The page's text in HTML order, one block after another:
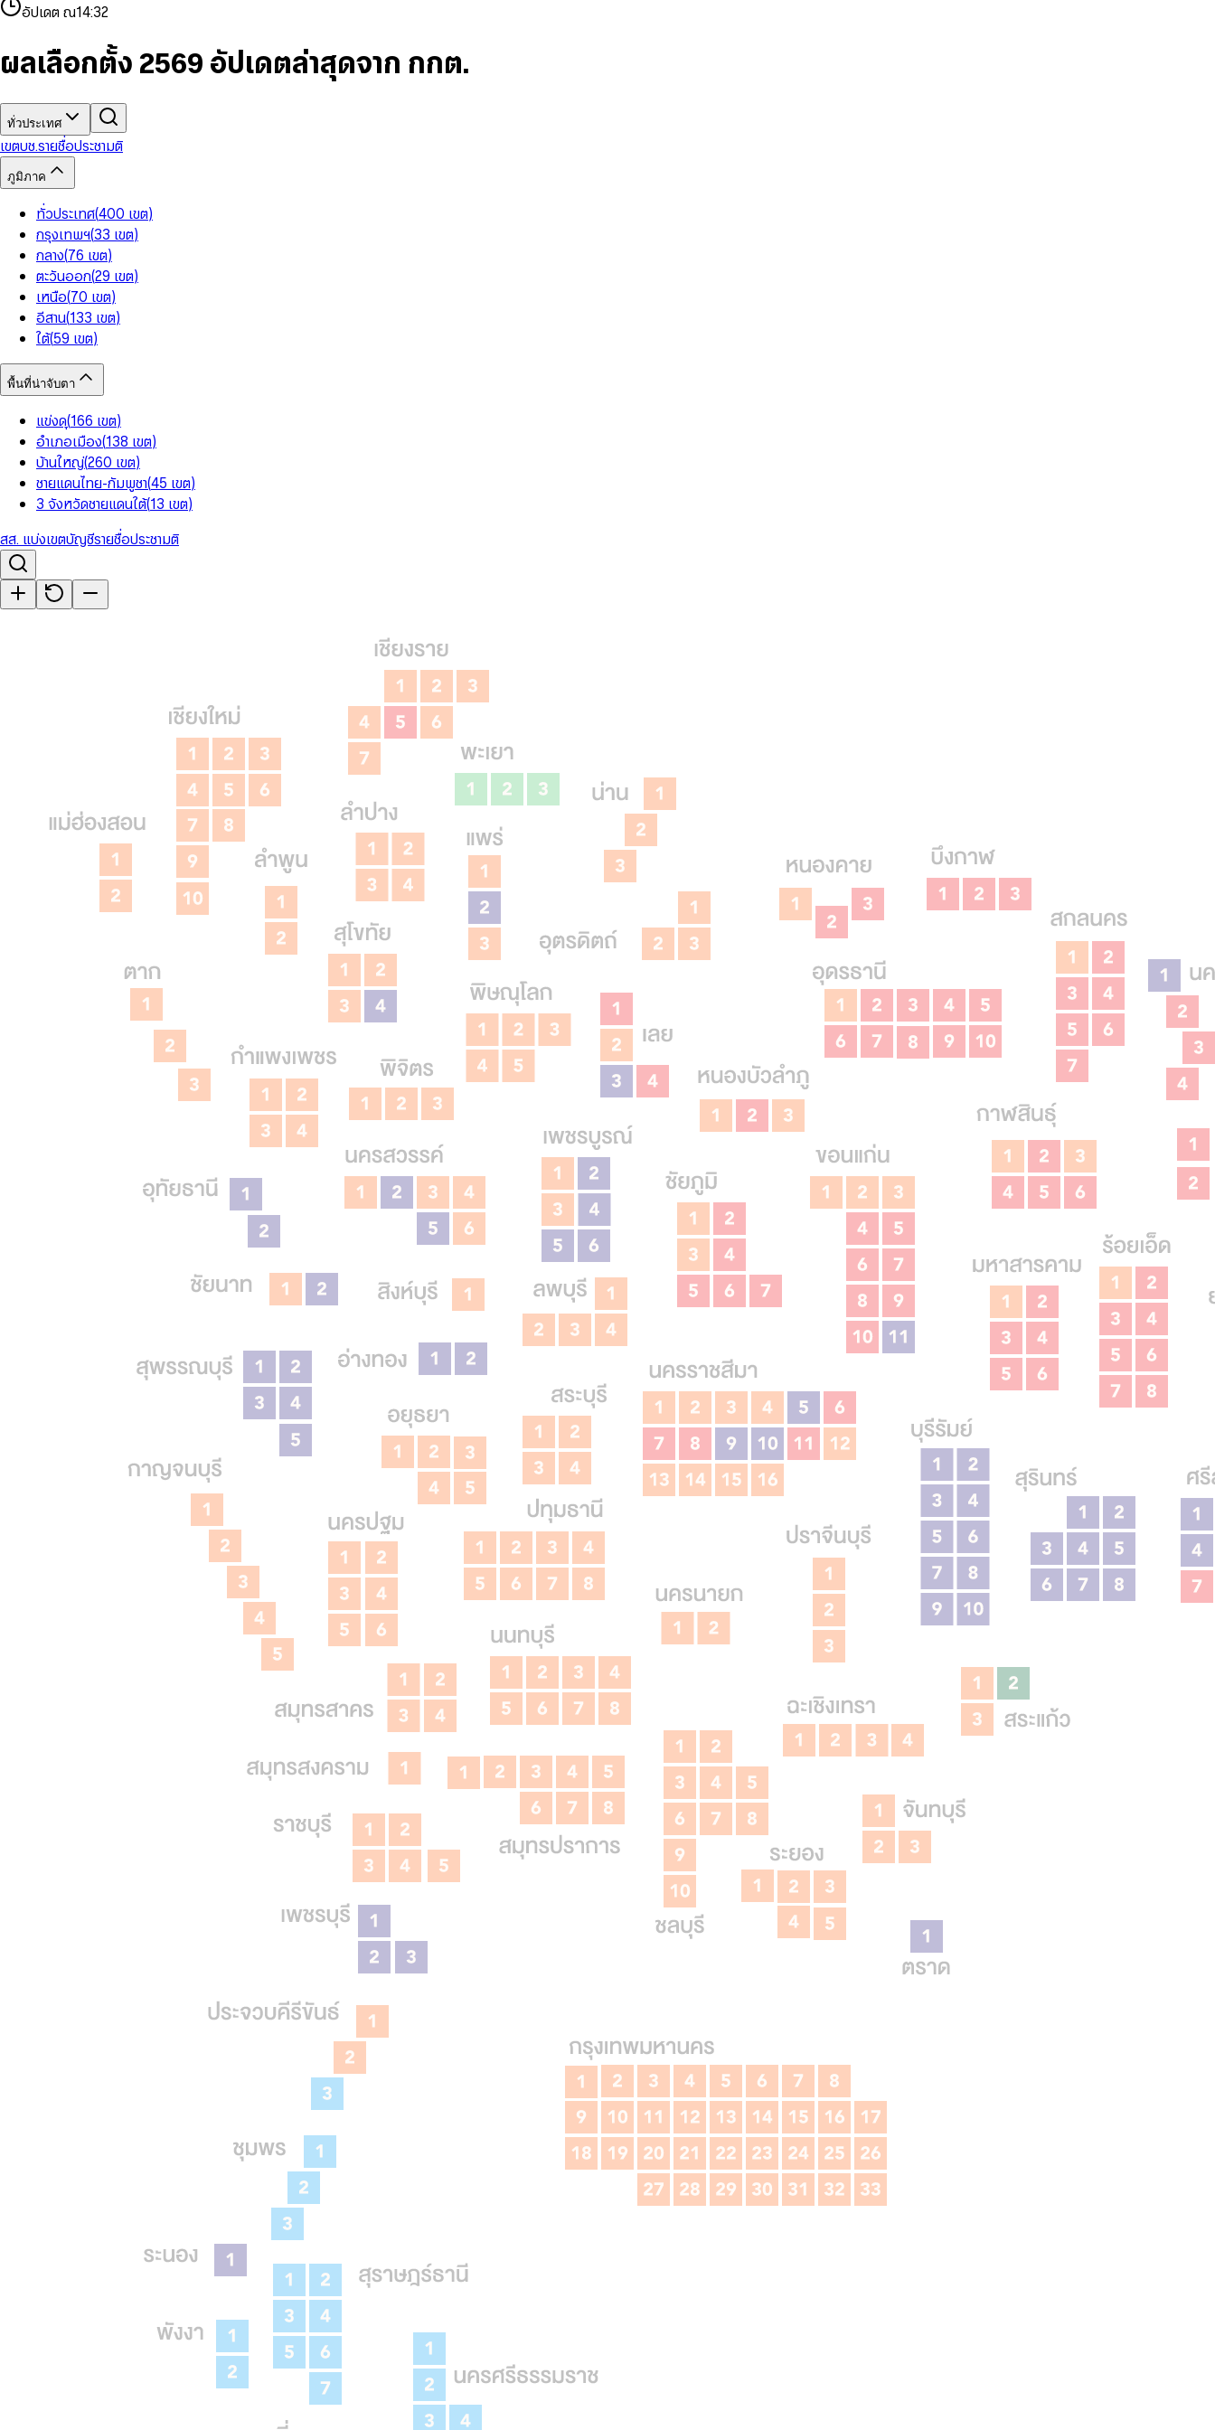
9 9
5
7
8
993
5
6
8
9
84
6
7
9
3
5
6
8
9
7
9
อัปเดต ณ14:32
ผลเลือกตั้ง 2569 อัปเดตล่าสุดจาก กกต.
ทั่วประเทศ
เขตบช.รายชื่อประชามติ
ภูมิภาค
ทั่วประเทศ(400 เขต)
กรุงเทพฯ(33 เขต)
กลาง(76 เขต)
ตะวันออก(29 เขต)
เหนือ(70 เขต)
อีสาน(133 เขต)
ใต้(59 เขต)
พื้นที่น่าจับตา
แข่งดุ(166 เขต)
อำเภอเมือง(138 เขต)
บ้านใหญ่(260 เขต)
ชายแดนไทย-กัมพูชา(45 เขต)
3 จังหวัดชายแดนใต้(13 เขต)
สส. แบ่งเขตบัญชีรายชื่อประชามติ